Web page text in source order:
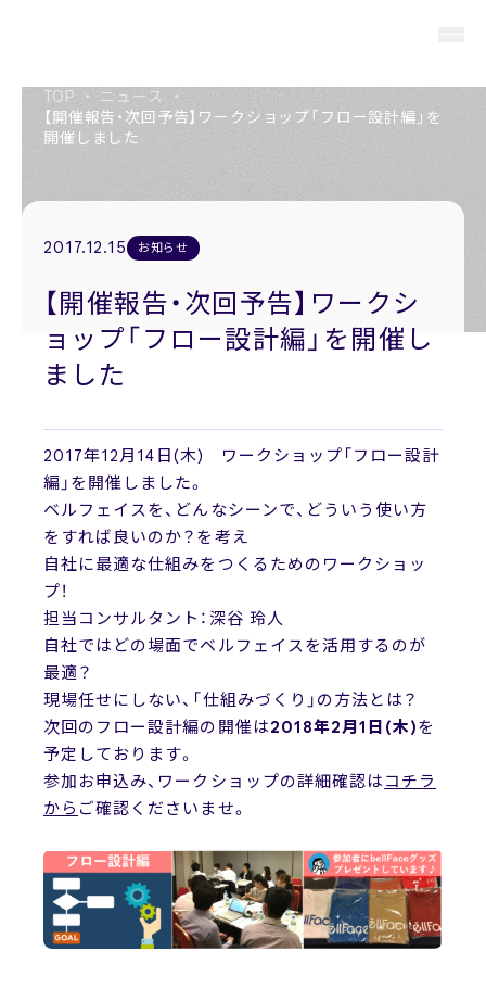
Members
Company
会社概要
採用情報
News
ニュース
お問い合わせ
TOP ・ ニュース
・
【開催報告・次回予告】ワークショップ「フロー設計編」を
開催しました
2017.12.15 お知らせ
【開催報告・次回予告】ワークシ
ョップ「フロー設計編」を開催し
ました
2017年12月14日(木) ワークショップ「フロー設計
編」を開催しました。
ベルフェイスを、どんなシーンで、どういう使い方
をすれば良いのか？を考え
自社に最適な仕組みをつくる ためのワークショッ
プ！
担当コンサルタント：深谷 玲人
自社ではどの場面でベルフェイスを活用するのが
最適？
現場任せにしない、「仕組みづくり」の方法とは？
次回のフロー設計編の開催は2018年2月1日(木)を
予定しております。
参加お申込み、ワークショップの詳細確認は コチラ
から ご確認くださいませ。